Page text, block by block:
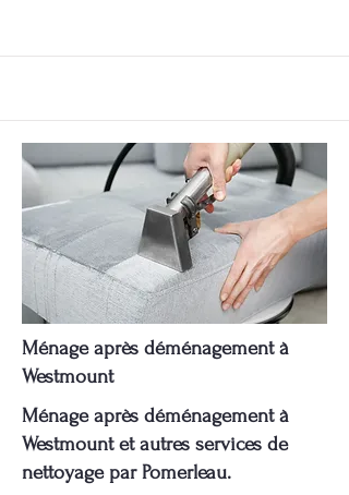
Ménage après déménagement à
Westmount
Ménage après déménagement à
Westmount et autres services de
nettoyage par Pomerleau.